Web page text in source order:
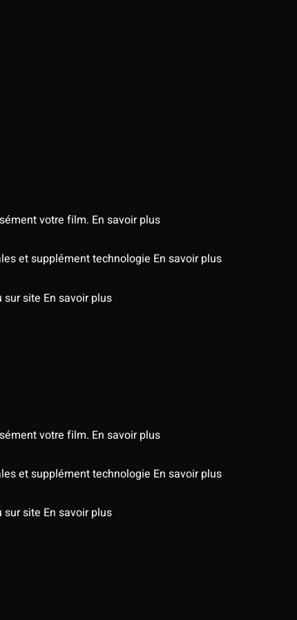
votre film. En savoir plus
et supplément technologie En savoir plus
sur site En savoir plus
votre film. En savoir plus
et supplément technologie En savoir plus
sur site En savoir plus